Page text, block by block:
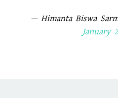
— Himanta Biswa
January